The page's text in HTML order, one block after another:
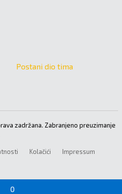
0
Postani dio tima
zadržana. Zabranjeno preuzimanje
Kolačići Impressum